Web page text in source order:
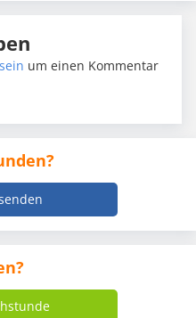
um einen Kommentar